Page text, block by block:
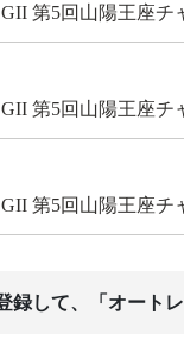
第5回山陽王座チ
第5回山陽王座チ
第5回山陽王座
して、「オート